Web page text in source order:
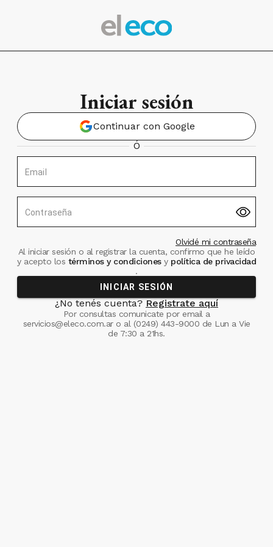
Iniciar sesión
Continuar con Google
Ó
Email
Contraseña
Olvidé mi contraseña
Al iniciar sesión o al registrar la cuenta, confirmo que he leído
y acepto los términos y condiciones ypolítica de privacidad
.
INICIAR SESIÓN
¿No tenés cuenta? Registrate aquí
Por consultas comunicate por email a
servicios@eleco.com.aro al (0249) 443-9000 de Lun a Vie
de 7:30 a 21hs.